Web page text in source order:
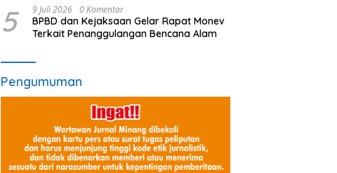
5 9 Juli 2026 0 Komentar
BPBD dan Kejaksaan Gelar Rapat Monev
Terkait Penanggulangan Bencana Alam
Pengumuman